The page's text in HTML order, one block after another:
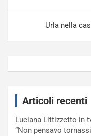
Urla nella
Articoli recenti
Luciana Littizzetto in
“Non pensavo